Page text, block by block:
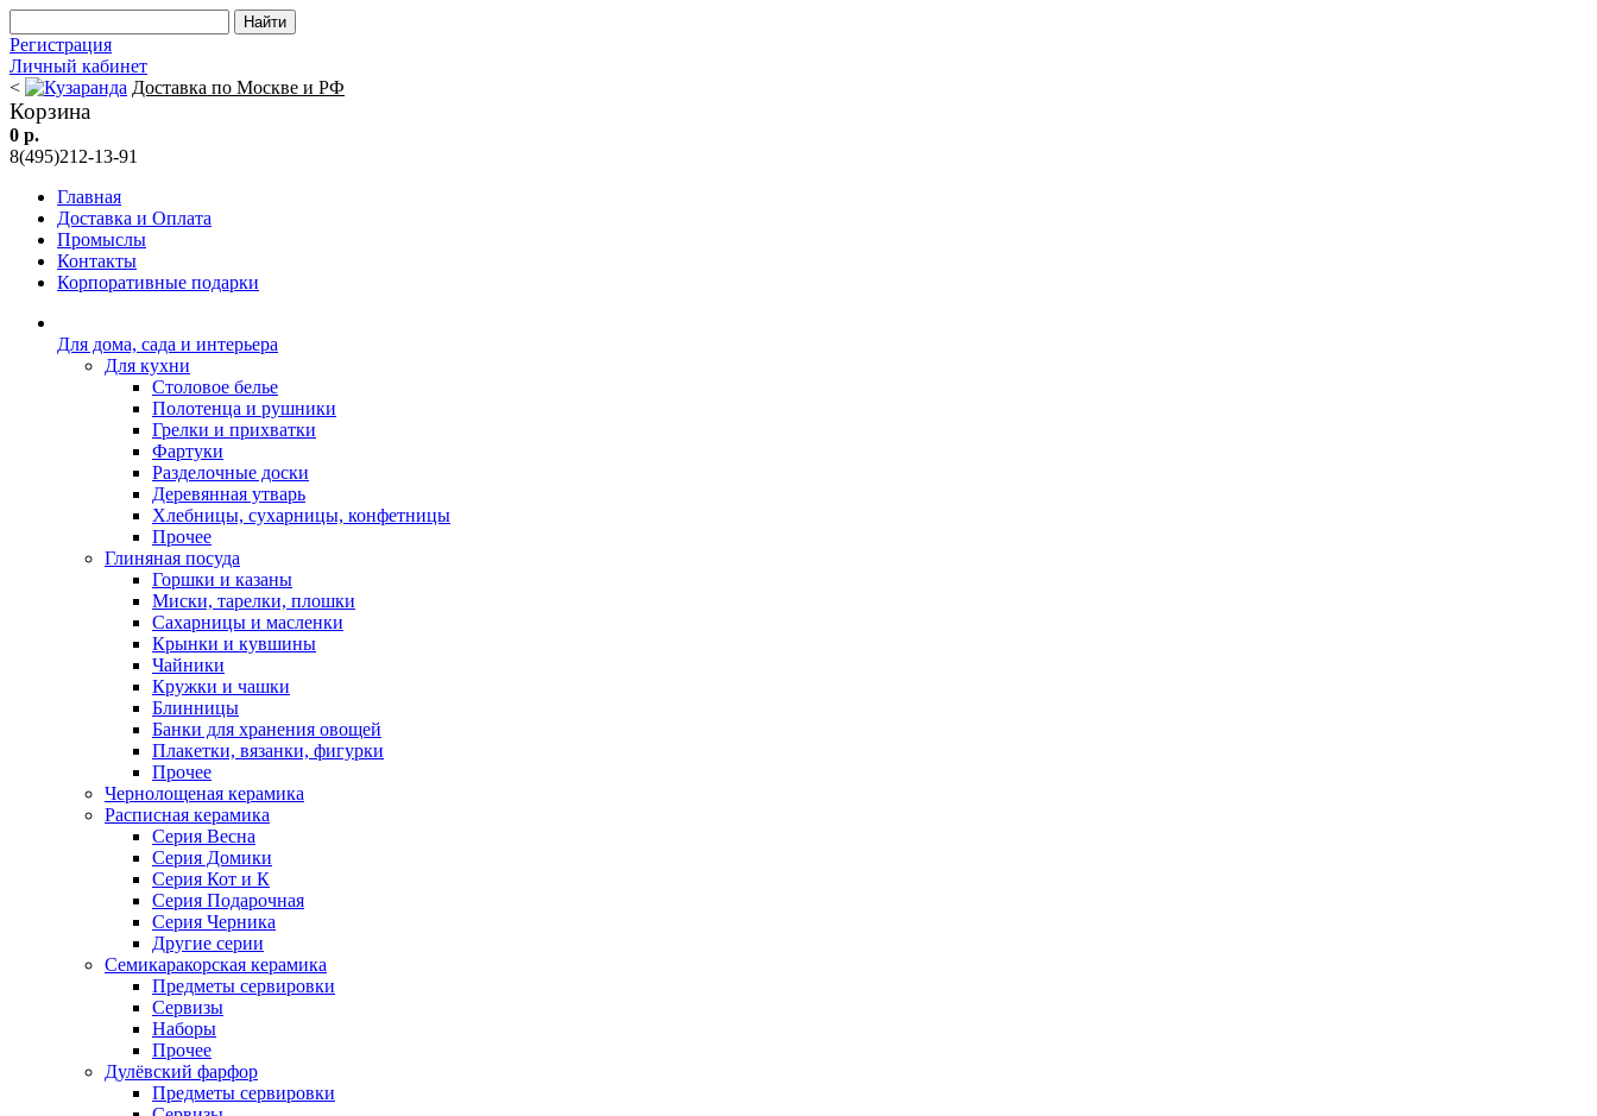
Регистрация
Личный кабинет
<
Доставка по Москве и РФ
Корзина
0 р.
8(495)212-13-91
Главная
Доставка и Оплата
Промыслы
Контакты
Корпоративные подарки
Для дома, сада и интерьера
Для кухни
Столовое белье
Полотенца и рушники
Грелки и прихватки
Фартуки
Разделочные доски
Деревянная утварь
Хлебницы, сухарницы, конфетницы
Прочее
Глиняная посуда
Горшки и казаны
Миски, тарелки, плошки
Сахарницы и масленки
Крынки и кувшины
Чайники
Кружки и чашки
Блинницы
Банки для хранения овощей
Плакетки, вязанки, фигурки
Прочее
Чернолощеная керамика
Расписная керамика
Серия Весна
Серия Домики
Серия Кот и К
Серия Подарочная
Серия Черника
Другие серии
Семикаракорская керамика
Предметы сервировки
Сервизы
Наборы
Прочее
Дулёвский фарфор
Предметы сервировки